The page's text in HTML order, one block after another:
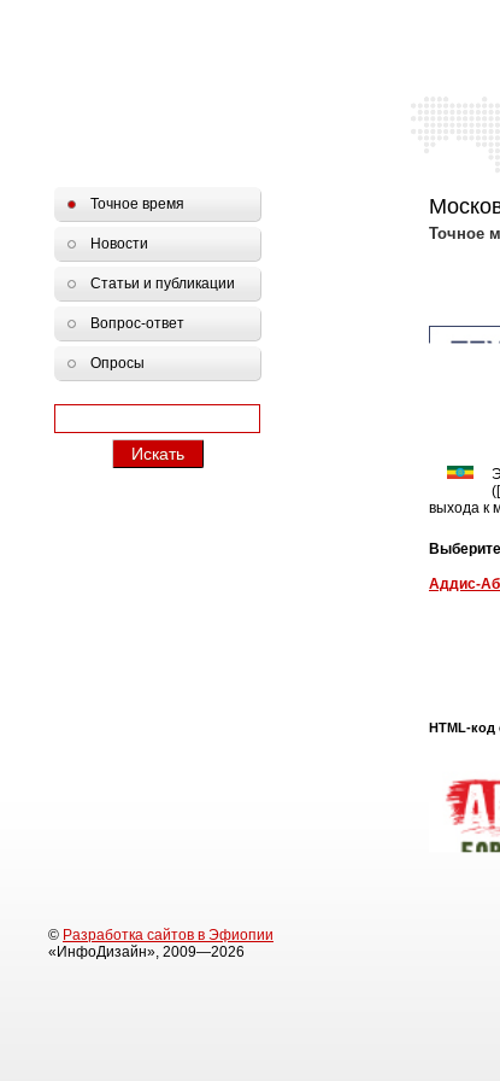
Точное
выхода к
Аддис-
HTML-код
Точное время
Новости
Статьи и публикации
Вопрос-ответ
Опросы
© Разработка сайтов в Эфиопии
«ИнфоДизайн», 2009—2026